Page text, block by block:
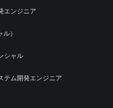
エンジニア
）
シャル
テム開発エンジニア